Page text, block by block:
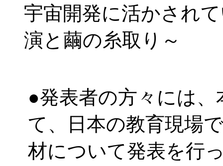
宇宙開発に活かされ
演と繭の糸取り～
●発表者の方々には
て、日本の教育現場
材について発表を行